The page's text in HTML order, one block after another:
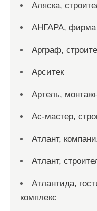
Аляска,
АНГАРА, фирма
Арграф,
Арситек
Артель,
Ас-мастер,
Атлант,
Атлант,
Атлантида,
комплекс